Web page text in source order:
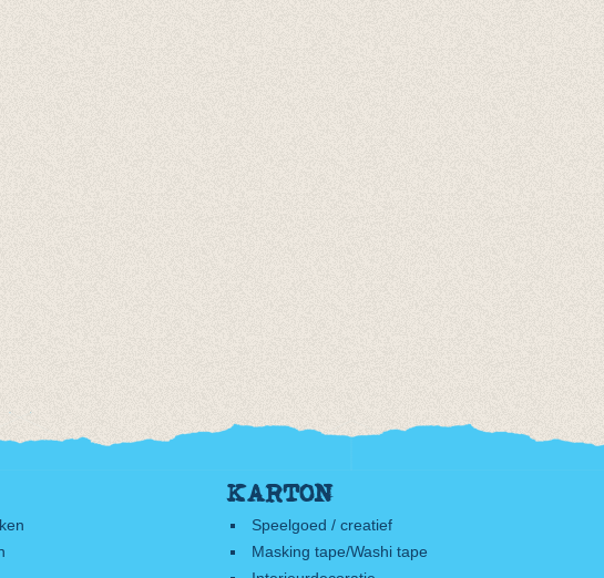
KARTON
Speelgoed / creatief
Masking tape/Washi tape